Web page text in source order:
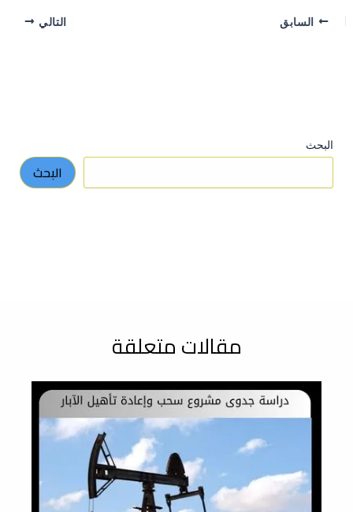
السابق التالي
البحث
البحث
مقالات متعلقة